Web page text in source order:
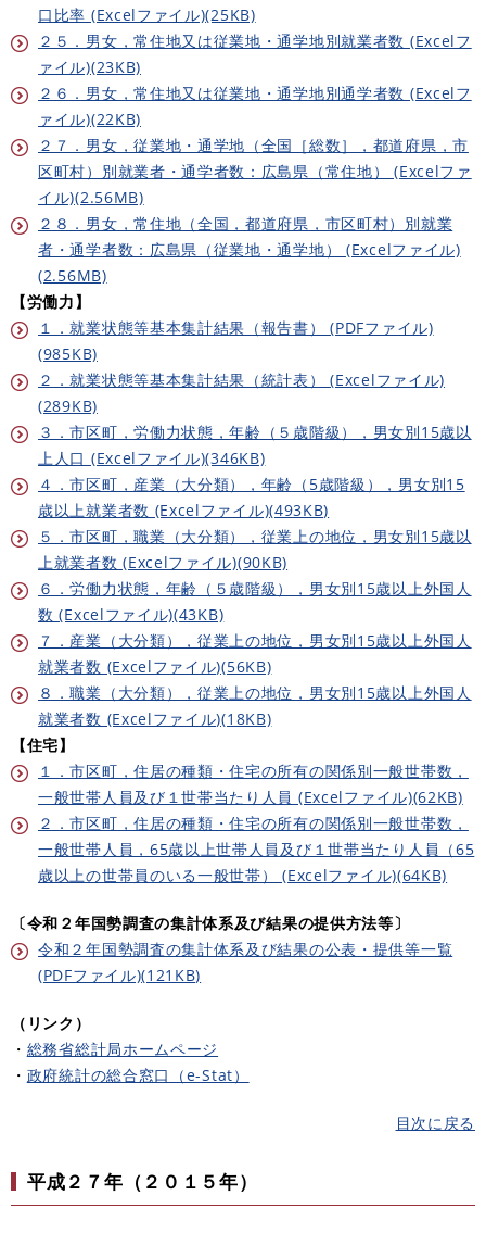
口比率 (Excelファイル)(25KB)
２５．男女，常住地又は従業地・通学地別就業者数 (Excelフ
ァイル)(23KB)
２６．男女，常住地又は従業地・通学地別通学者数 (Excelフ
ァイル)(22KB)
２７．男女，従業地・通学地（全国［総数］，都道府県，市
区町村）別就業者・通学者数：広島県（常住地） (Excelファ
イル)(2.56MB)
２８．男女，常住地（全国，都道府県，市区町村）別就業
者・通学者数：広島県（従業地・通学地） (Excelファイル)
(2.56MB)
【労働力】
１．就業状態等基本集計結果（報告書） (PDFファイル)
(985KB)
２．就業状態等基本集計結果（統計表） (Excelファイル)
(289KB)
３．市区町，労働力状態，年齢（５歳階級），男女別15歳以
上人口 (Excelファイル)(346KB)
４．市区町，産業（大分類），年齢（5歳階級），男女別15
歳以上就業者数 (Excelファイル)(493KB)
５．市区町，職業（大分類），従業上の地位，男女別15歳以
上就業者数 (Excelファイル)(90KB)
６．労働力状態，年齢（５歳階級），男女別15歳以上外国人
数 (Excelファイル)(43KB)
７．産業（大分類），従業上の地位，男女別15歳以上外国人
就業者数 (Excelファイル)(56KB)
８．職業（大分類），従業上の地位，男女別15歳以上外国人
就業者数 (Excelファイル)(18KB)
【住宅】
１．市区町，住居の種類・住宅の所有の関係別一般世帯数，
一般世帯人員及び１世帯当たり人員 (Excelファイル)(62KB)
２．市区町，住居の種類・住宅の所有の関係別一般世帯数，
一般世帯人員，65歳以上世帯人員及び１世帯当たり人員（65
歳以上の世帯員のいる一般世帯） (Excelファイル)(64KB)
〔令和２年国勢調査の集計体系及び結果の提供方法等〕
令和２年国勢調査の集計体系及び結果の公表・提供等一覧
(PDFファイル)(121KB)
（リンク）
・ 総務省総計局ホームページ
・ 政府統計の総合窓口（e-Stat）
目次に戻る
平成２７年（２０１５年）